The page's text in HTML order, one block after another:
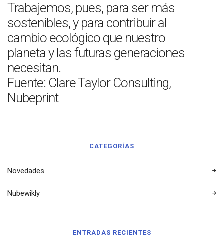
Trabajemos, pues, para ser más
sostenibles, y para contribuir al
cambio ecológico que nuestro
planeta y las futuras generaciones
necesitan.
Fuente: Clare Taylor Consulting,
Nubeprint
CATEGORÍAS
Novedades
Nubewikly
ENTRADAS RECIENTES